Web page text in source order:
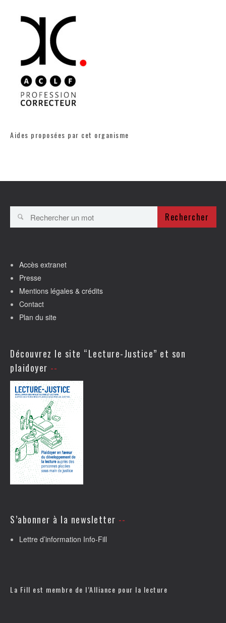
Aides proposées par cet organisme
Rechercher
Accès extranet
Presse
Mentions légales & crédits
Contact
Plan du site
Découvrez le site “Lecture-Justice” et son
plaidoyer
S’abonner à la newsletter
Lettre d’information Info-Fill
La Fill est membre de l’Alliance pour la lecture